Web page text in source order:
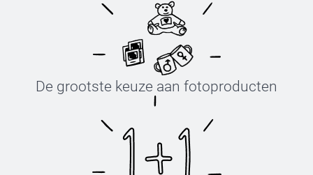
De grootste keuze aan fotoproducten